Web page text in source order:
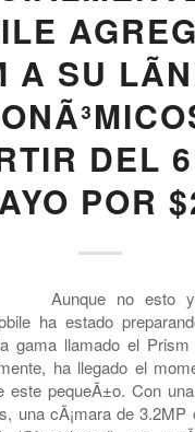
CARRIERS - US,T-MOBILE
A SU
DEL
POR